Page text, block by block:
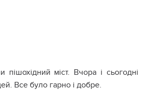
пішохідний міст. Вчора і сьогодні
Все було гарно і добре.